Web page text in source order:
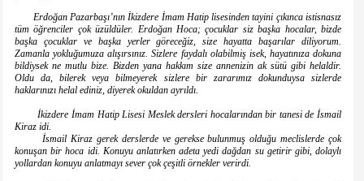
Erdoğan Pazarbaşı’nın İkizdere İmam Hatip lisesinden tayini çıkınca istisnasız
tüm öğrenciler çok üzüldüler. Erdoğan Hoca; çocuklar siz başka hocalar, bizde
başka çocuklar ve başka yerler göreceğiz, size hayatta başarılar diliyorum.
Zamanla yokluğumuza alışırsınız. Sizlere faydalı olabilmiş isek, hayatınıza dokuna
bildiysek ne mutlu bize. Bizden yana hakkım size annenizin ak sütü gibi helaldir.
Oldu da, bilerek veya bilmeyerek sizlere bir zararımız dokunduysa sizlerde
haklarınızı helal ediniz, diyerek okuldan ayrıldı.
İkizdere İmam Hatip Lisesi Meslek dersleri hocalarından bir tanesi de İsmail
Kiraz idi.
İsmail Kiraz gerek derslerde ve gerekse bulunmuş olduğu meclislerde çok
konuşan bir hoca idi. Konuyu anlatırken adeta yedi dağdan su getirir gibi, dolaylı
yollardan konuyu anlatmayı sever çok çeşitli örnekler verirdi.